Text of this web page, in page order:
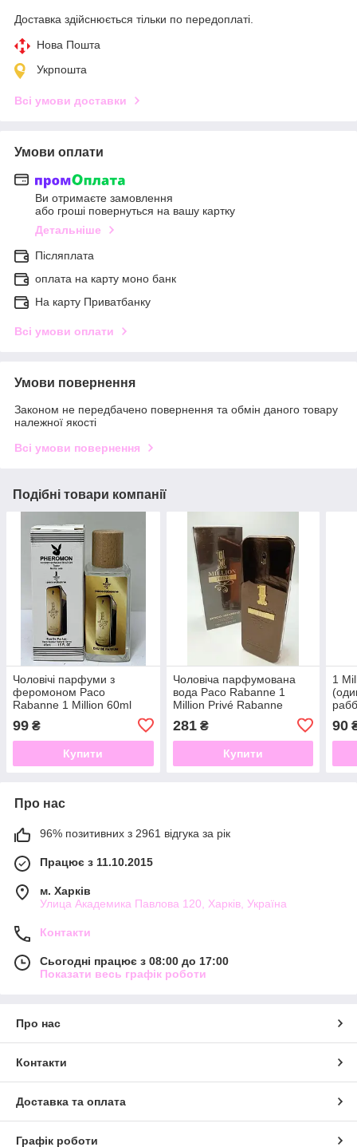
Доставка здійснюється тільки по передоплаті.
Нова Пошта
Укрпошта
Всі умови доставки
Умови оплати
Ви отримаєте замовлення
або гроші повернуться на вашу картку
Детальніше
Післяплата
оплата на карту моно банк
На карту Приватбанку
Всі умови оплати
Умови повернення
Законом не передбачено повернення та обмін даного товару
належної якості
Всі умови повернення
Подібні товари компанії
Чоловічі парфуми з
феромоном Paco
Rabanne 1 Million 60ml
99 ₴
Купити
Чоловіча парфумована
вода Paco Rabanne 1
Million Privé Rabanne
миллион Прайв)100мл
281₴
Купити
1
90
Про нас
96% позитивних з 2961 відгука за рік
Працює з 11.10.2015
м. Харків
Улица Академика Павлова 120, Харків, Україна
Контакти
Сьогодні працює з 08:00 до 17:00
Показати весь графік роботи
Про нас
Контакти
Доставка та оплата
Графік роботи